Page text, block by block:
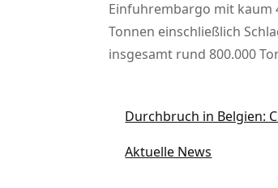
Einfuhrembargo mit kaum
Tonnen einschließlich
insgesamt rund 800.000
Durchbruch in Belgien:
Aktuelle News